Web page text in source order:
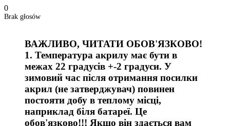
0
Brak głosów
ВАЖЛИВО, ЧИТАТИ ОБОВ'ЯЗКОВО!
1. Температура акрилу має бути в
межах 22 градусів +-2 градуси. У
зимовий час після отримання посилки
акрил (не затверджувач) повинен
постояти добу в теплому місці,
наприклад біля батареї. Це
обов'язково!!! Якщо він здається вам